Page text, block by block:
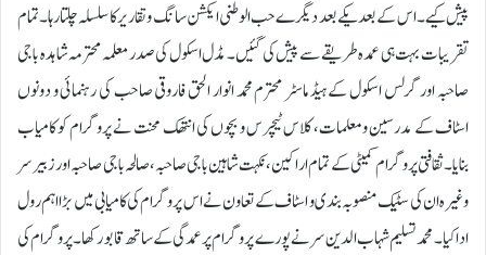
پیش کیے۔ اس کے بعد یکے بعد دیگرے حب الوطنی ایکشن سانگ و تقاریر کا سلسلہ چلتا رہا ۔تمام
تقریبات بہت ہی عمدہ طریقے سے پیش کی گئیں۔ مڈل اسکول کی صدر معلمہ محترمہ شاہدہ باجی
صاحبہ اور گرلس اسکول کے ہیڈ ماسٹر محترم محمد انوار الحق فاروقی صاحب کی رہنمائی و دونوں
اسٹاف کے مدرسین و معلمات، کلاس ٹیچرس و بچوں کی انتھک محنت نے پروگرام کو کامیاب
بنایا۔ثقافتی پروگرام کمیٹی کے تمام اراکین، نکہت شاہین باجی صاحبہ، صالحہ باجی صاحبہ اور زبیر سر
وغیرہ ان کی سٹیک منصوبہ بندی و اسٹاف کے تعاون نے اس پروگرام کی کامیابی میں بڑا اہم رول
ادا کیا ۔ محمد تسلیم شہاب الدین سر نے پورے پروگرام پر عمدگی کے ساتھ قابو رکھا۔ پروگرام کی